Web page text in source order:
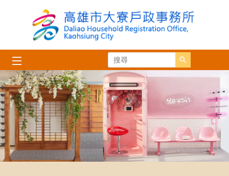
跳到主要內容區塊
搜尋